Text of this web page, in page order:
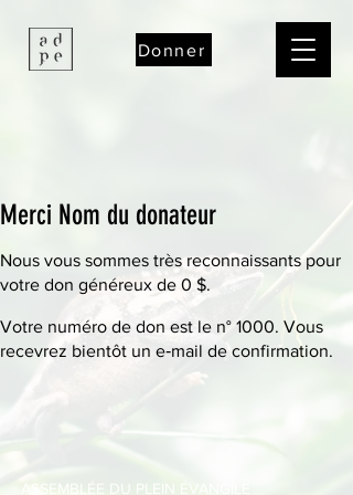
Donner
Merci Nom du donateur
Nous vous sommes très reconnaissants pour
votre don généreux de 0 $.
Votre numéro de don est le n° 1000. Vous
recevrez bientôt un e‑mail de confirmation.
ASSEMBLÉE DU PLEIN ÉVANGILE